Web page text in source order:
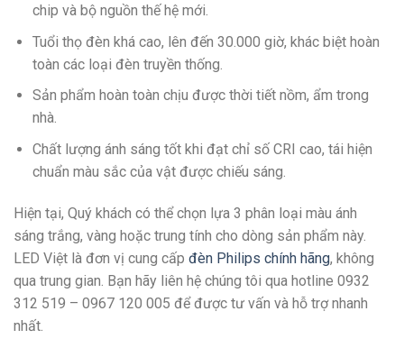
chip và bộ nguồn thế hệ mới.
Tuổi thọ đèn khá cao, lên đến 30.000 giờ, khác biệt hoàn
toàn các loại đèn truyền thống.
Sản phẩm hoàn toàn chịu được thời tiết nồm, ẩm trong
nhà.
Chất lượng ánh sáng tốt khi đạt chỉ số CRI cao, tái hiện
chuẩn màu sắc của vật được chiếu sáng.
Hiện tại, Quý khách có thể chọn lựa 3 phân loại màu ánh
sáng trắng, vàng hoặc trung tính cho dòng sản phẩm này.
LED Việt là đơn vị cung cấp đèn Philips chính hãng, không
qua trung gian. Bạn hãy liên hệ chúng tôi qua hotline 0932
312 519 – 0967 120 005 để được tư vấn và hỗ trợ nhanh
nhất.